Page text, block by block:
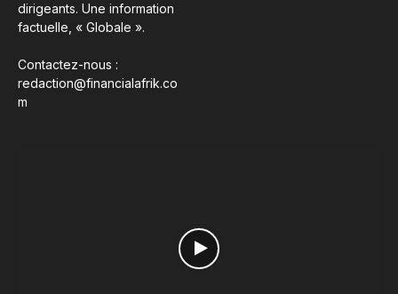
dirigeants. Une information
factuelle, « Globale ».
Contactez-nous :
redaction@financialafrik.co
m